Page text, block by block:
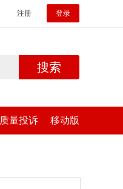
注册 登录
搜索
质量投诉 移动版